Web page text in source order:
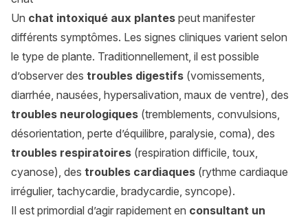
Un chat intoxiqué aux plantes peut manifester
différents symptômes. Les signes cliniques varient selon
le type de plante. Traditionnellement, il est possible
d’observer des troubles digestifs (vomissements,
diarrhée, nausées, hypersalivation, maux de ventre), des
troubles neurologiques (tremblements, convulsions,
désorientation, perte d’équilibre, paralysie, coma), des
troubles respiratoires (respiration difficile, toux,
cyanose), des troubles cardiaques (rythme cardiaque
irrégulier, tachycardie, bradycardie, syncope).
Il est primordial d’agir rapidement en consultant un